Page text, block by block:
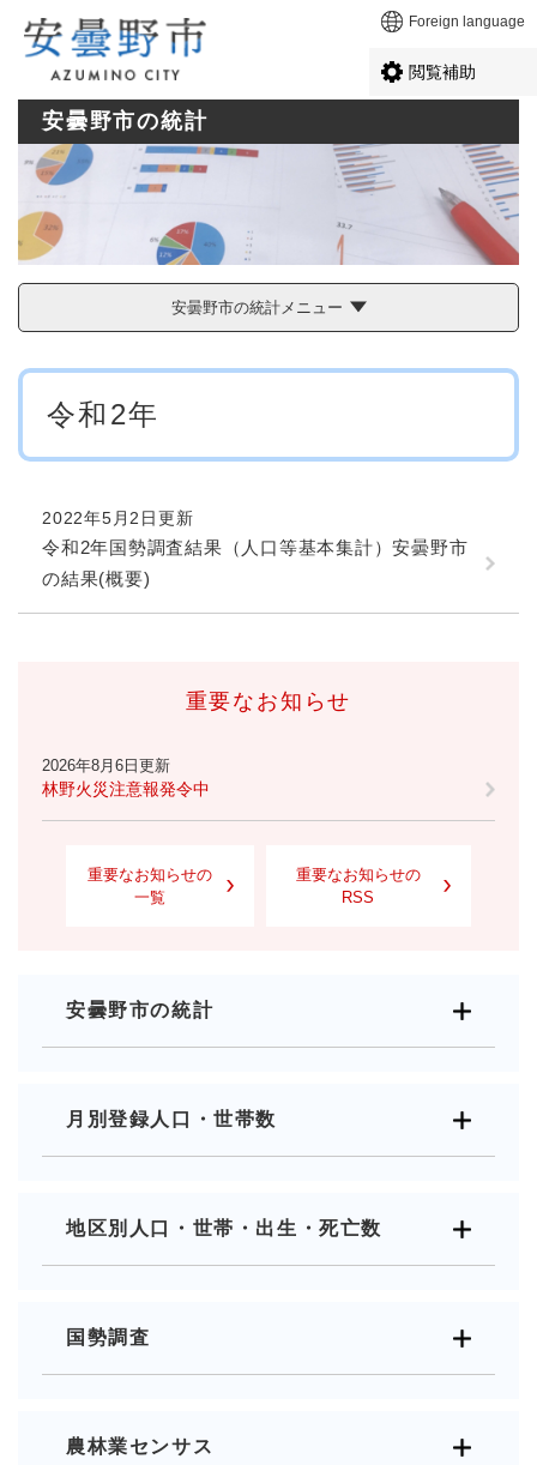
メニューを飛ばして本文へ Foreign language
閲覧補助
安曇野市の統計
安曇野市の統計メニュー
本
令和2年
2022年5月2日更新
令和2年国勢調査結果（人口等基本集計）安曇野市
の結果(概要)
重要なお知らせ
2026年8月6日更新
林野火災注意報発令中
重要なお知らせの
一覧
重要なお知らせの
RSS
安曇野市の統計
月別登録人口・世帯数
地区別人口・世帯・出生・死亡数
国勢調査
農林業センサス